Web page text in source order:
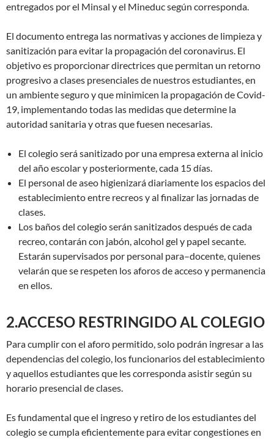
entregados por el Minsal y el Mineduc según corresponda.
El documento entrega las normativas y acciones de limpieza y
sanitización para evitar la propagación del coronavirus. El
objetivo es proporcionar directrices que permitan un retorno
progresivo a clases presenciales de nuestros estudiantes, en
un ambiente seguro y que minimicen la propagación de Covid-
19, implementando todas las medidas que determine la
autoridad sanitaria y otras que fuesen necesarias.
El colegio será sanitizado por una empresa externa al inicio
del año escolar y posteriormente, cada 15 días.
El personal de aseo higienizará diariamente los espacios del
establecimiento entre recreos y al finalizar las jornadas de
clases.
Los baños del colegio serán sanitizados después de cada
recreo, contarán con jabón, alcohol gel y papel secante.
Estarán supervisados por personal para–docente, quienes
velarán que se respeten los aforos de acceso y permanencia
en ellos.
2.ACCESO RESTRINGIDO AL COLEGIO
Para cumplir con el aforo permitido, solo podrán ingresar a las
dependencias del colegio, los funcionarios del establecimiento
y aquellos estudiantes que les corresponda asistir según su
horario presencial de clases.
Es fundamental que el ingreso y retiro de los estudiantes del
colegio se cumpla eficientemente para evitar congestiones en